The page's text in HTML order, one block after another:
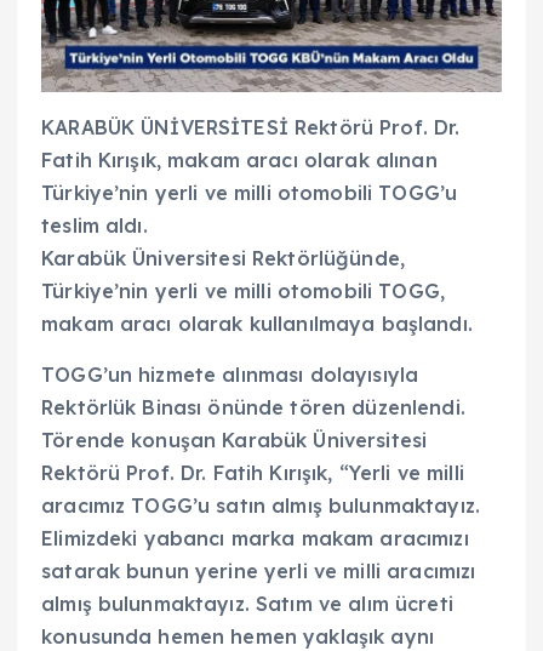
KARABÜK ÜNİVERSİTESİ Rektörü Prof. Dr.
Fatih Kırışık, makam aracı olarak alınan
Türkiye’nin yerli ve milli otomobili TOGG’u
teslim aldı.
Karabük Üniversitesi Rektörlüğünde,
Türkiye’nin yerli ve milli otomobili TOGG,
makam aracı olarak kullanılmaya başlandı.
TOGG’un hizmete alınması dolayısıyla
Rektörlük Binası önünde tören düzenlendi.
Törende konuşan Karabük Üniversitesi
Rektörü Prof. Dr. Fatih Kırışık, “Yerli ve milli
aracımız TOGG’u satın almış bulunmaktayız.
Elimizdeki yabancı marka makam aracımızı
satarak bunun yerine yerli ve milli aracımızı
almış bulunmaktayız. Satım ve alım ücreti
konusunda hemen hemen yaklaşık aynı